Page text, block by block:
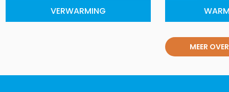
VERWARMING
MEER